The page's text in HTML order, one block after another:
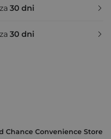
30 dni
30 dni
Chance Convenience Store